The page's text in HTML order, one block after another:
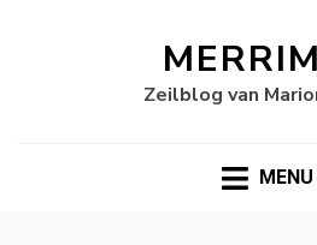
Zeilblog van
MENU